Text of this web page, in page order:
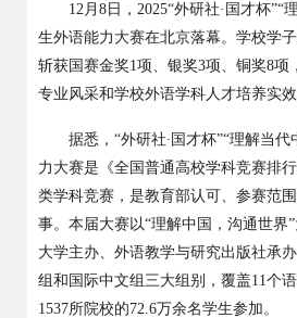
12月 8 日， 2025“外研社·国才杯”“
生外语能力大赛在北京落幕。学校学
斩获国赛金奖1项、银奖3项、铜奖8项
专业风采和学校外语学科人才培养实效
据悉， “外研社∙国才杯”“理解当
力大赛是《全国普通高校学科竞赛排
类学科竞赛，是教育部认可、参赛范
事。本届大赛以“理解中国，沟通世界
大学主办、外语教学与研究出版社承
组和国际中文组三大组别，覆盖11个
1537所院校的72.6万余名学生参加。